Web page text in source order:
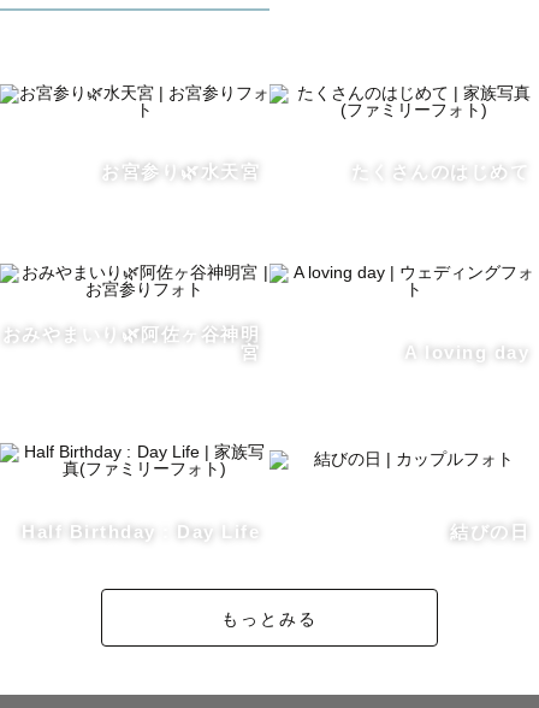
お届けする写真を通して
そんな想いで撮影しています🌸
これから先、手を取り合って歩んでいくと決めたおふたり
どんなことがあってもこの写真を起点に
お宮参り🌿水天宮 たくさんのはじめて
おみやまいり🌿阿佐ヶ谷神明
宮
A loving day
Half Birthday : Day Life 結びの日
もっとみる